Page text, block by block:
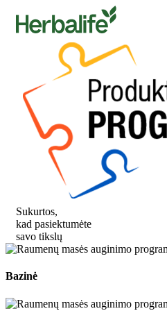
Sukurtos,
kad pasiektumėte
savo tikslų
Bazinė